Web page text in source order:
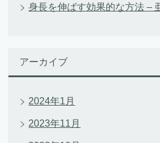
身長を伸ばす効果的な方法 –
アーカイブ
2024年1月
2023年11月